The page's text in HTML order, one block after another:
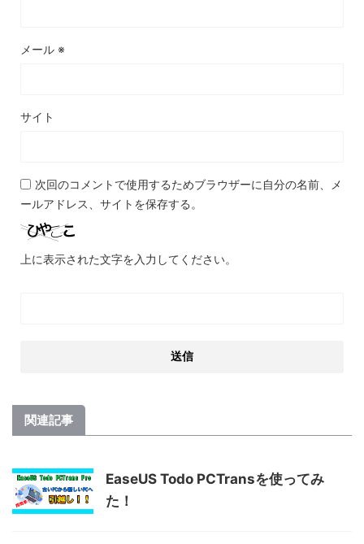
メール ※
サイト
次回のコメントで使用するためブラウザーに自分の名前、メ
ールアドレス、サイトを保存する。
上に表示された文字を入力してください。
関連記事
EaseUS Todo PCTransを使ってみ
た！